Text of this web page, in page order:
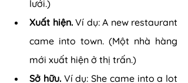
lưới.)
Xuất hiện. Ví dụ: A new restaurant
came into town. (Một nhà hàng
mới xuất hiện ở thị trấn.)
Sở hữu. Ví dụ: She came into a lot